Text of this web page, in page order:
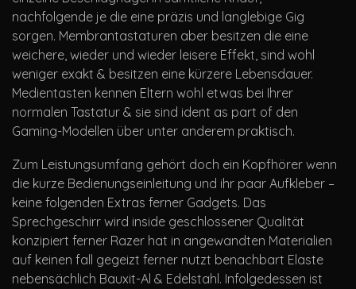
nachfolgende je die eine präzis und langlebige Gig
sorgen. Membrantastaturen aber besitzen die eine
weichere, wieder und wieder leisere Effekt, sind wohl
weniger exakt & besitzen eine kürzere Lebensdauer.
Medientasten kennen Eltern wohl etwas bei Ihrer
normalen Tastatur & sie sind ident as part of den
Gaming-Modellen über unter anderem praktisch.
Zum Leistungsumfang gehört doch ein Kopfhörer wenn
die kurze Bedienungseinleitung und ihr paar Aufkleber –
keine folgenden Extras ferner Gadgets. Das
Sprechgeschirr wird inside geschlossener Qualität
konzipiert ferner Razer hat in angewandten Materialien
auf keinen fall gegeizt ferner nutzt benachbart Elaste
nebensächlich Bauxit-Al & Edelstahl. Infolgedessen ist